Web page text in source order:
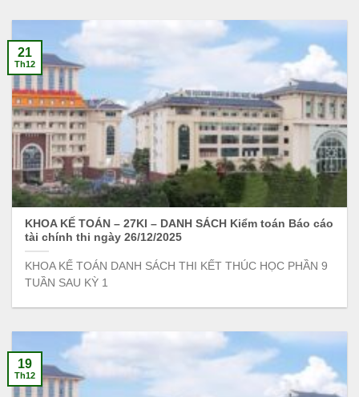
KHOA KẾ TOÁN – 27KI – DANH SÁCH Kiểm toán Báo cáo
tài chính thi ngày 26/12/2025
KHOA KẾ TOÁN DANH SÁCH THI KẾT THÚC HỌC PHẦN 9
TUẦN SAU KỲ 1
21
Th12
19
Th12